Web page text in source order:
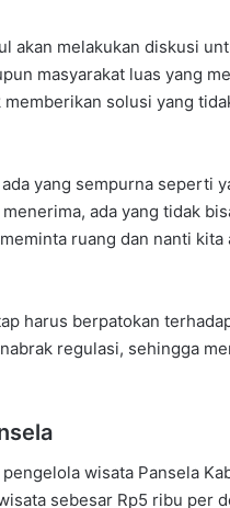
akan melakukan diskusi
masyarakat luas yang
solusi yang
yang sempurna seperti
ada yang tidak
ruang dan nanti kita
harus berpatokan
regulasi, sehingga
wisata Pansela
sebesar Rp5 ribu per